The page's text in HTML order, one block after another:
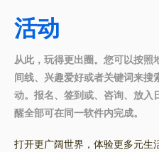
活动
从此，玩得更出圈。您可以按照
间线、兴趣爱好或者关键词来搜
动。报名、签到或、咨询、放入
醒全部可在同一软件内完成。
打开更广阔世界，体验更多元生